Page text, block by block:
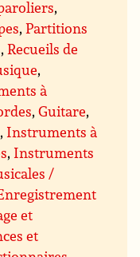
,
,Partitions
,Recueils de
,
à
,Guitare,
, Instruments à
, Instruments
/
et
et